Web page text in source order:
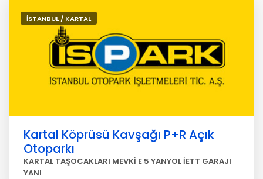
İSTANBUL / KARTAL
Kartal Köprüsü Kavşağı P+R Açık
Otoparkı
KARTAL TAŞOCAKLARI MEVKİ E 5 YANYOL İETT GARAJI
YANI